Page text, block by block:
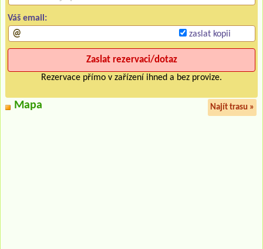
Váš email:
zaslat kopii
Rezervace přímo v zařízení ihned a bez provize.
Mapa Najít trasu »